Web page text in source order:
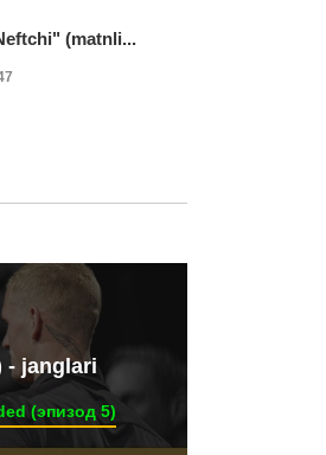
(matnli...
janglari
(эпизод 5)